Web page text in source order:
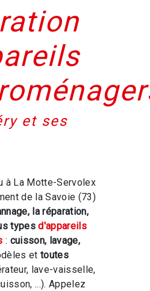
et ses
à La Motte-Servolex
de la Savoie (73)
la réparation,
typesd'appareils
: cuisson, lavage,
ettoutes
lave-vaisselle,
...). Appelez